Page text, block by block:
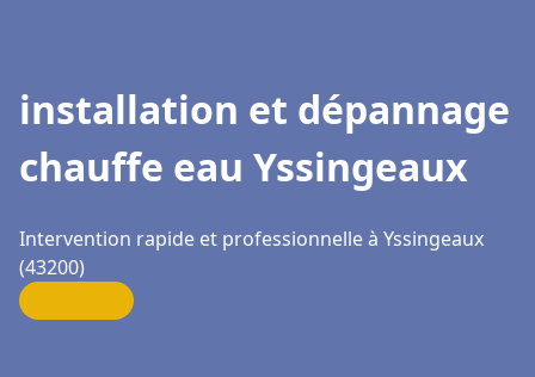
installation et dépannage
chauffe eau Yssingeaux
Intervention rapide et professionnelle à Yssingeaux
(43200)